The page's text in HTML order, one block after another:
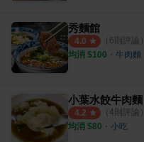
秀麵館
4.0 （ 6則評論）
均消 $100 ・ 牛肉麵
小葉水餃牛肉麵
4.2 （ 4則評論）
均消 $80 ・ 小吃